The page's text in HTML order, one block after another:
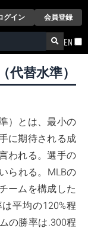
グイン 会員登録
EN
替水準）
）とは、最小の
に期待される成
われる。選手の
られる。MLBの
ームを構成した
平均の120%程
の勝率は.300程